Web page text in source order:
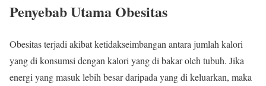
Penyebab Utama Obesitas
Obesitas terjadi akibat ketidakseimbangan antara jumlah kalori
yang di konsumsi dengan kalori yang di bakar oleh tubuh. Jika
energi yang masuk lebih besar daripada yang di keluarkan, maka